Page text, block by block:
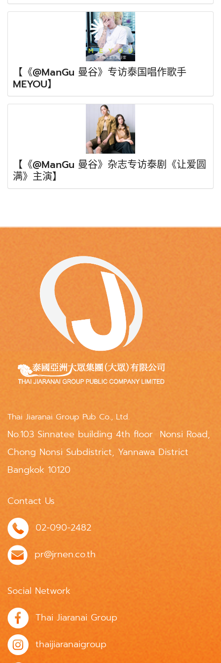
【《@ManGu 曼谷》专访泰国唱作歌手
MEYOU】
【《@ManGu 曼谷》杂志专访泰剧《让爱圆
满》主演】
Thai Jiaranai Group Pub Co., Ltd.
No.103 Sinnatee building 4th floor Nonsi Road,
Chong Nonsi Subdistrict, Yannawa District
Bangkok 10120
Contact Us
02-090-2482
pr@jrnen.co.th
Social Network
Thai Jiaranai Group
thaijiaranaigroup